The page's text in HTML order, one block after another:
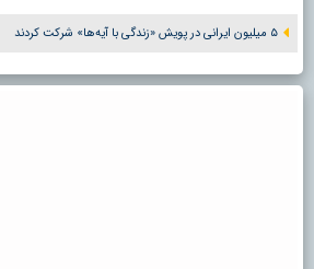
۵ میلیون ایرانی در پویش «زندگی با آیه‌ها» شرکت کردند